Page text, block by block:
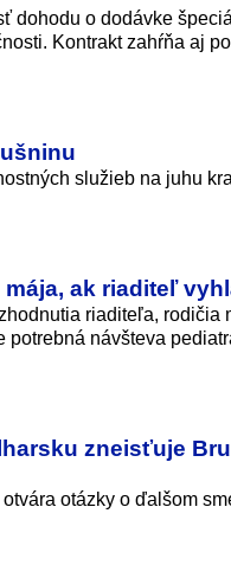
dohodu o dodávke
Kontrakt zahŕňa aj
služieb na juhu
ak riaditeľ
riaditeľa, rodičia
návšteva
zneisťuje
otázky o ďalšom